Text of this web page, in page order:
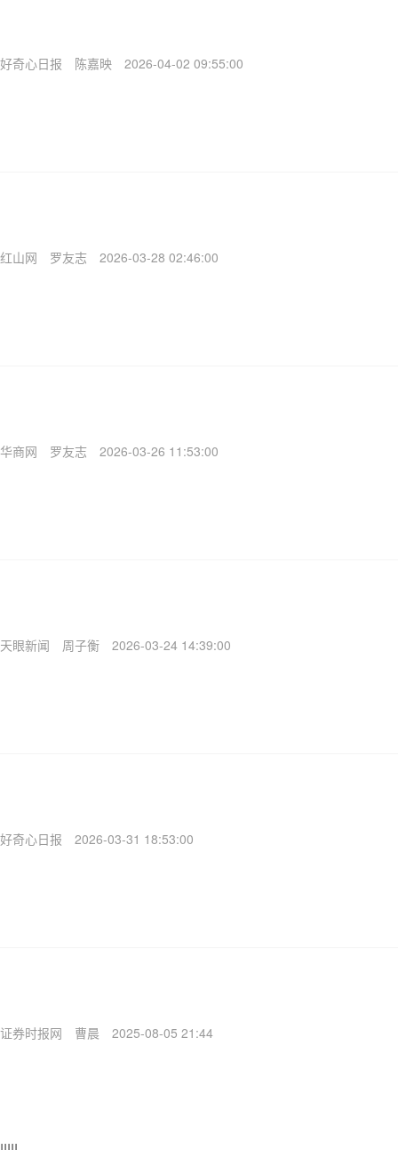
好奇心日报 陈嘉映 2026-04-02 09:55:00
红山网 罗友志 2026-03-28 02:46:00
华商网 罗友志 2026-03-26 11:53:00
天眼新闻 周子衡 2026-03-24 14:39:00
好奇心日报 2026-03-31 18:53:00
证券时报网 曹晨 2025-08-05 21:44